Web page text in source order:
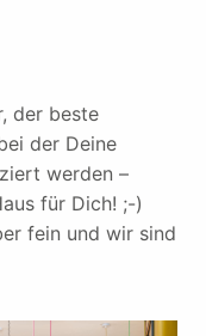
der beste
der Deine
werden –
für Dich! ;-)
fein und wir sind